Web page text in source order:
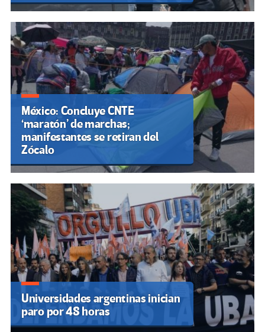
México: Concluye CNTE
‘maratón’ de marchas;
manifestantes se retiran del
Zócalo
Universidades argentinas inician
paro por 48 horas